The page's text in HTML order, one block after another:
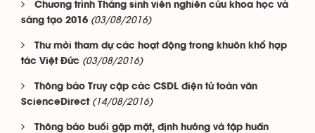
Chương trình Tháng sinh viên nghiên cứu khoa học và
sáng tạo 2016 (03/08/2016)
Thư mời tham dự các hoạt động trong khuôn khổ hợp
tác Việt Đức (03/08/2016)
Thông báo Truy cập các CSDL điện tử toàn văn
ScienceDirect (14/08/2016)
Thông báo buổi gặp mặt, định hướng và tập huấn